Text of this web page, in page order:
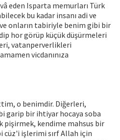
eden Isparta memurları Türk
bu kadar insanı adi ve
onların tabiriyle benim gibi bir
hor görüp küçük düşürmeleri
vatanperverlikleri
vicdanınıza
o benimdir. Diğerleri,
garip bir ihtiyar hocaya soba
pişirmek, kendime mahsus bir
işlerimi sırf Allah için